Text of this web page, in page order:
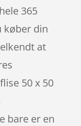
365
køber din
at
50 x 50
bare er en